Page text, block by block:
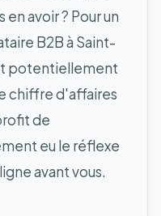
avoir ? Pour un
B2B à Saint-
potentiellement
chiffre d'affaires
de
eu le réflexe
avant vous.